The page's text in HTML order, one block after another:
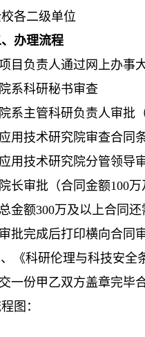
各二级单位
办理流程
目负责人通过网上办事
系科研秘书审查
系主管科研负责人审批
用技术研究院审查合同
用技术研究院分管领导
长审批（合同金额100万
金额300万及以上合同
批完成后打印横向合同
《科研伦理与科技安全
一份甲乙双方盖章完毕
图：